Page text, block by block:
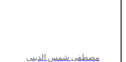
مصطفی شمس الدینی